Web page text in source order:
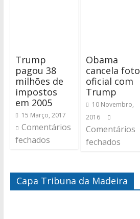
Trump
pagou 38
milhões de
impostos
em 2005
15 Março, 2017
Comentários
fechados
Obama
cancela foto
oficial com
Trump
10 Novembro,
2016
Comentários
fechados
Capa Tribuna da Madeira